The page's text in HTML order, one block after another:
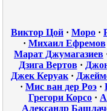
Виктор Цой · Моро ·
· Михаил Ефремов
Марат Джумагазиев
Дзига Вертов ·
Джек Керуак ·
· Мис ван дер Роэ ·
Грегори Корсо ·
Александр